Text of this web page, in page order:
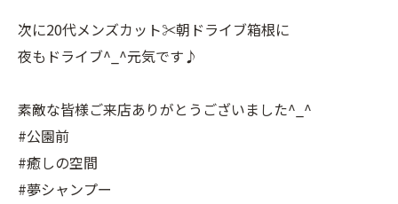
次に20代メンズカット✂️朝ドライブ箱根に
夜もドライブ^_^元気です♪
素敵な皆様ご来店ありがとうございました^_^
#公園前
#癒しの空間
#夢シャンプー